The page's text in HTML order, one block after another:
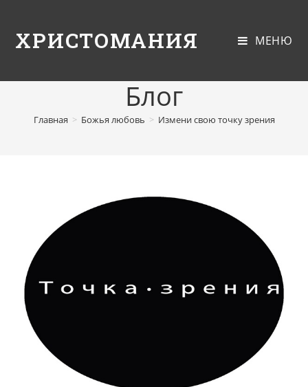
ХРИСТОМАНИЯ МЕНЮ
Блог
Главная > Божья любовь > Измени свою точку зрения